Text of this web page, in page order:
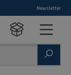
Newsletter